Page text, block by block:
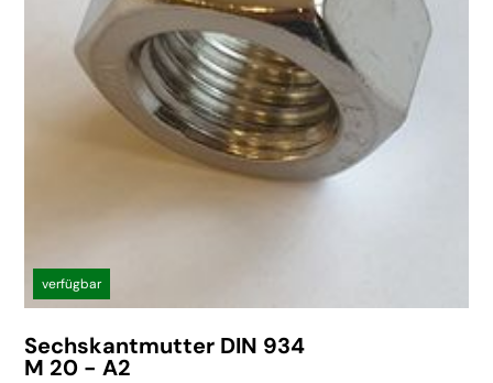
verfügbar
Sechskantmutter DIN 934
M 20 - A2